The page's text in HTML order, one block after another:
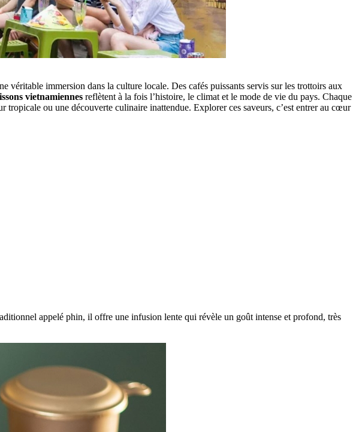
véritable immersion dans la culture locale. Des cafés puissants servis sur les trottoirs aux
vietnamiennes reflètent à la fois l’histoire, le climat et le mode de vie du pays. Chaque
tropicale ou une découverte culinaire inattendue. Explorer ces saveurs, c’est entrer au cœur
appelé phin, il offre une infusion lente qui révèle un goût intense et profond, très